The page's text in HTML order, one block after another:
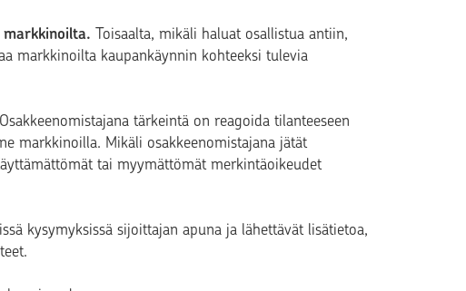
markkinoilta.Toisaalta, mikäli haluat osallistua antiin,
markkinoilta kaupankäynnin kohteeksi tulevia
tärkeintä on reagoida tilanteeseen
markkinoilla. Mikäli osakkeenomistajana jätät
tai myymättömät merkintäoikeudet
kysymyksissä sijoittajan apuna ja lähettävät lisätietoa,